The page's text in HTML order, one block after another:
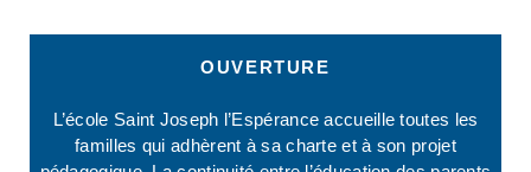
OUVERTURE
L’école Saint Joseph l’Espérance accueille toutes les
familles qui adhèrent à sa charte et à son projet